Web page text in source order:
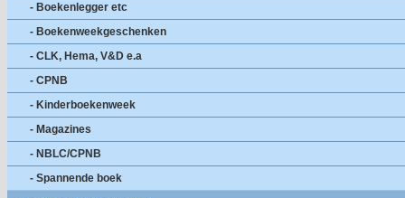
- Boekenlegger etc
- Boekenweekgeschenken
- CLK, Hema, V&D e.a
- CPNB
- Kinderboekenweek
- Magazines
- NBLC/CPNB
- Spannende boek